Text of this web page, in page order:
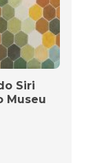
Siri
Museu